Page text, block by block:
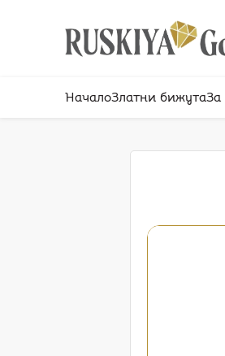
НачалоЗлатни бижутаЗа